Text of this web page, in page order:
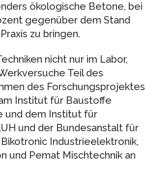
ökologische Betone, bei
gegenüber dem Stand
zu bringen.
nicht nur im Labor,
Teil des
des Forschungsprojektes
Institut für Baustoffe
und dem Institut für
und der Bundesanstalt für
Industrieelektronik,
und Pemat Mischtechnik an